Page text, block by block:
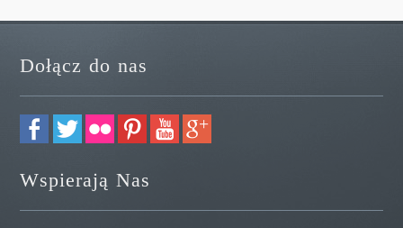
Dołącz do nas
Wspierają Nas